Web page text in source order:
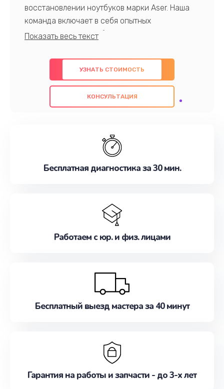
восстановлении ноутбуков марки Aser. Наша
команда включает в себя опытных
профессионалов с обширными знаниями и
предлагаем быстрый и качественный ремонт с
использованием оригинальных компонентов, а
также гарантируем качество всех
проведенных работ. Наша цель - предоставить
наилучшим образом. Не медлите записаться на
УЗНАТЬ СТОИМОСТЬ
КОНСУЛЬТАЦИЯ
Бесплатная диагностика за 30 мин.
Работаем с юр. и физ. лицами
Бесплатный выезд мастера за 40 минут
Гарантия на работы и запчасти - до 3-х лет